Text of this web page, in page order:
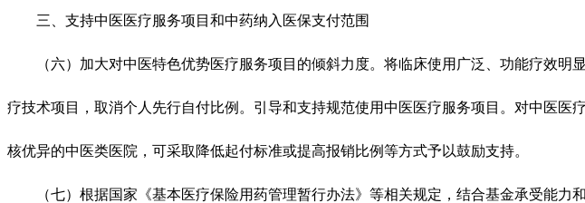
三、支持中医医疗服务项目和中药纳入医保支付范围
（六）加大对中医特色优势医疗服务项目的倾斜力度。将临床使用广泛、功能疗效明
疗技术项目，取消个人先行自付比例。引导和支持规范使用中医医疗服务项目。对中医
核优异的中医类医院，可采取降低起付标准或提高报销比例等方式予以鼓励支持。
（七）根据国家《基本医疗保险用药管理暂行办法》等相关规定，结合基金承受能力